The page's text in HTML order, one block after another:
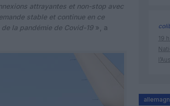
attrayantes et non-stop avec
stable et continue en ce
la pandémie de Covid-19 », a
19